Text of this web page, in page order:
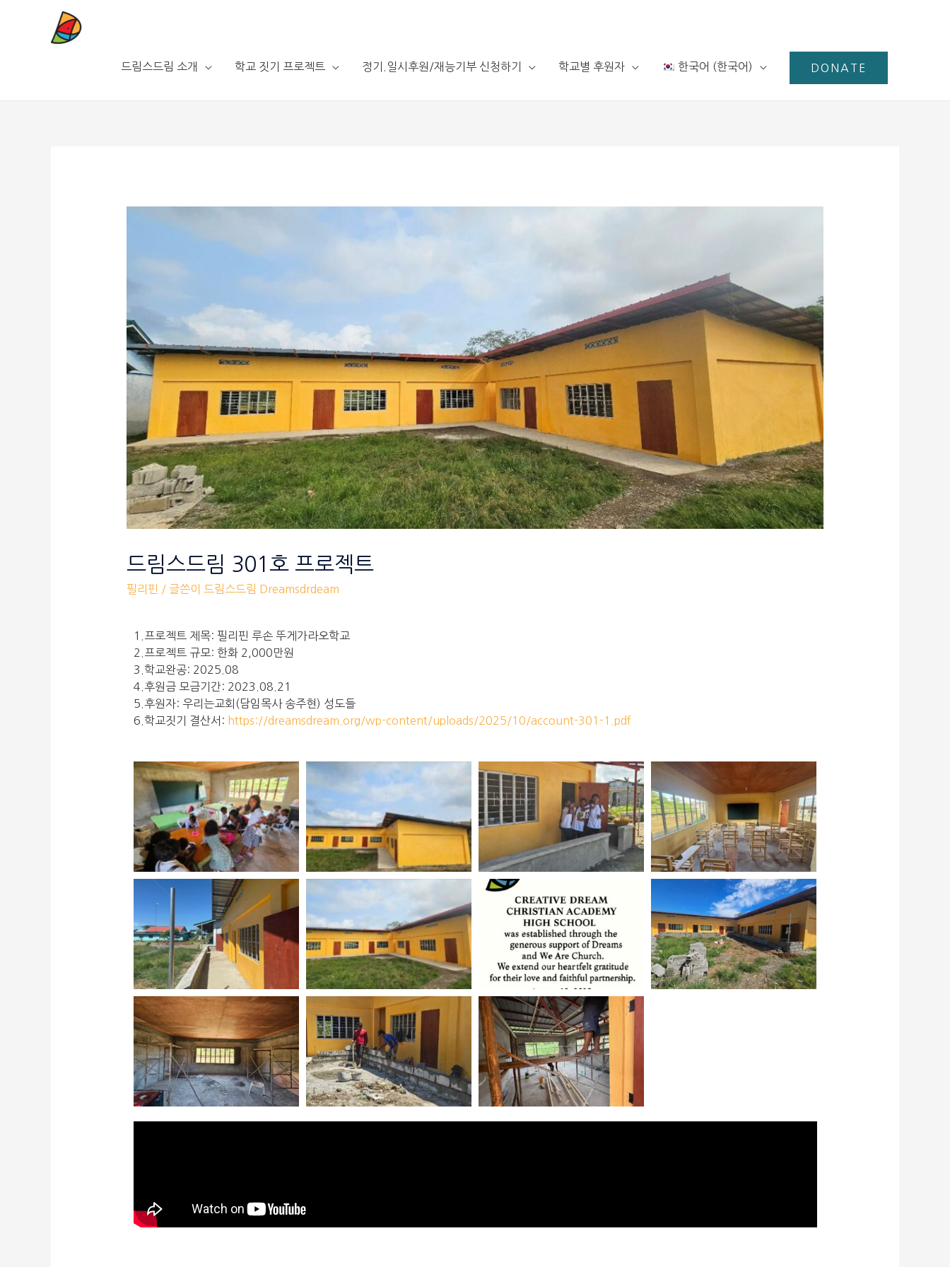
드림스드림 소개 학교 짓기 프로젝트 정기.일시후원/재능기부 신청하기 학교별 후원자 한국어 (한국어 ) DONATE
드림스드림 301호 프로젝트
필리핀 / 글쓴이 드림스드림 Dreamsdrdeam
1.프로젝트 제목: 필리핀 루손 뚜게가라오학교
2.프로젝트 규모: 한화 2,000만원
3.학교완공: 2025.08
4.후원금 모금기간: 2023.08.21
5.후원자: 우리는교회(담임목사 송주현) 성도들
6.학교짓기 결산서: https://dreamsdream.org/wp-content/uploads/2025/10/account-301-1.pdf